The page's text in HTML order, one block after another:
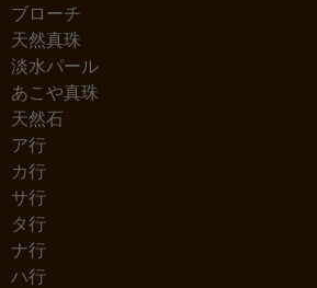
ブローチ
天然真珠
淡水パール
あこや真珠
天然石
ア行
カ行
サ行
タ行
ナ行
ハ行